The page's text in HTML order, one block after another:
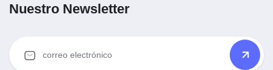
Nuestro Newsletter